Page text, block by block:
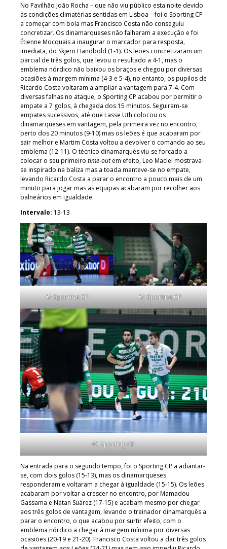
No Pavilhão João Rocha – que não viu público esta noite devido
às condições climatérias sentidas em Lisboa – foi o Sporting CP
a começar com bola mas Francisco Costa não conseguiu
concretizar. Os dinamarqueses não falharam a execução e foi
Étienne Mocquais a inaugurar o marcador para resposta,
imediata, do Skjern Handbold (1-1). Os leões concretizaram um
parcial de três golos, que levou o resultado a 4-1, mas o
emblema nórdico não baixou os braços e chegou por diversas
ocasiões à margem mínima (4-3 e 5-4), no entanto, os pupilos de
Ricardo Costa voltaram a ampliar a vantagem para 7-4. Com
diversas falhas no ataque, o Sporting CP acabou por permitir o
empate a 7 golos, à chegada dos 15 minutos. Seguiram-se
empates sucessivos, até que Lasse Uth colocou os
dinamarqueses em vantagem, pela primeira vez no encontro,
perto dos 20 minutos (9-10) mas os leões é que acabaram por
sair melhor e Martim Costa voltou a devolver o comando ao seu
emblema (12-11). O técnico dinamarquês viu-se forçado a
colocar o seu primeiro time-outem efeito, Leo Maciel mostrava-
se inspirado na baliza mas a toada manteve-se no empate,
levando Ricardo Costa a parar o encontro a pouco mais de um
minuto para jogar mas as equipas acabaram por recolher aos
balneários em igualdade.
Intervalo: 13-13
© Sporting CP © Sporting CP
© Sporting CP
Na entrada para o segundo tempo, foi o Sporting CP a adiantar-
se, com dois golos (15-13), mas os dinamarqueses
responderam e voltaram a chegar à igualdade (15-15). Os leões
acabaram por voltar a crescer no encontro, por Mamadou
Gassama e Natan Suárez (17-15) e acabam mesmo por chegar
aos três golos de vantagem, levando o treinador dinamarquês a
parar o encontro, o que acabou por surtir efeito, com o
emblema nórdico a chegar à margem mínima por diversas
ocasiões (20-19 e 21-20). Francisco Costa voltou a dar três golos